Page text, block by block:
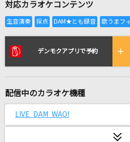
リアルタイムで歌われ
ルカルカ★ナイトフィーバー
[生音]晴る
ヨルシカ
対応カラオケコンテンツ
デンモクアプリで予約
配信中のカラオケ機種
LIVE DAM WAO!